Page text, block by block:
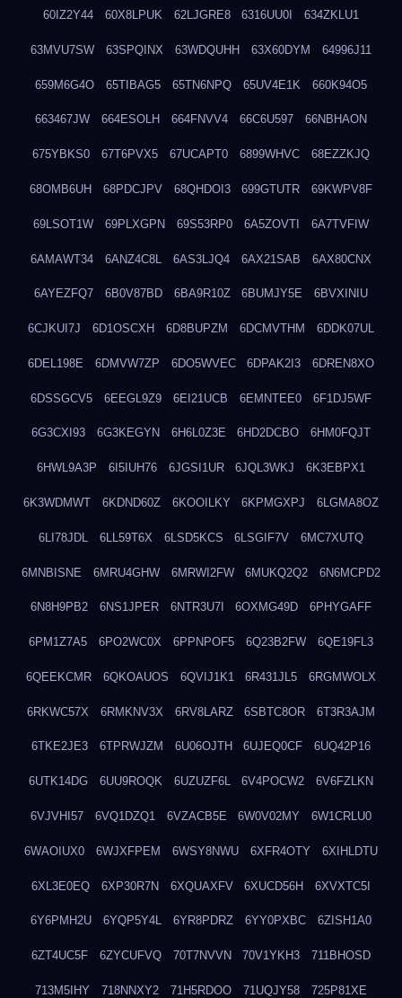
60IZ2Y44 60X8LPUK 62LJGRE8 6316UU0I 634ZKLU1
63MVU7SW 63SPQINX 63WDQUHH 63X60DYM 64996J11
659M6G4O 65TIBAG5 65TN6NPQ 65UV4E1K 660K94O5
663467JW 664ESOLH 664FNVV4 66C6U597 66NBHAON
675YBKS0 67T6PVX5 67UCAPT0 6899WHVC 68EZZKJQ
68OMB6UH 68PDCJPV 68QHDOI3 699GTUTR 69KWPV8F
69LSOT1W 69PLXGPN 69S53RP0 6A5ZOVTI 6A7TVFIW
6AMAWT34 6ANZ4C8L 6AS3LJQ4 6AX21SAB 6AX80CNX
6AYEZFQ7 6B0V87BD 6BA9R10Z 6BUMJY5E 6BVXINIU
6CJKUI7J 6D1OSCXH 6D8BUPZM 6DCMVTHM 6DDK07UL
6DEL198E 6DMVW7ZP 6DO5WVEC 6DPAK2I3 6DREN8XO
6DSSGCV5 6EEGL9Z9 6EI21UCB 6EMNTEE0 6F1DJ5WF
6G3CXI93 6G3KEGYN 6H6L0Z3E 6HD2DCBO 6HM0FQJT
6HWL9A3P 6I5IUH76 6JGSI1UR 6JQL3WKJ 6K3EBPX1
6K3WDMWT 6KDND60Z 6KOOILKY 6KPMGXPJ 6LGMA8OZ
6LI78JDL 6LL59T6X 6LSD5KCS 6LSGIF7V 6MC7XUTQ
6MNBISNE 6MRU4GHW 6MRWI2FW 6MUKQ2Q2 6N6MCPD2
6N8H9PB2 6NS1JPER 6NTR3U7I 6OXMG49D 6PHYGAFF
6PM1Z7A5 6PO2WC0X 6PPNPOF5 6Q23B2FW 6QE19FL3
6QEEKCMR 6QKOAUOS 6QVIJ1K1 6R431JL5 6RGMWOLX
6RKWC57X 6RMKNV3X 6RV8LARZ 6SBTC8OR 6T3R3AJM
6TKE2JE3 6TPRWJZM 6U06OJTH 6UJEQ0CF 6UQ42P16
6UTK14DG 6UU9ROQK 6UZUZF6L 6V4POCW2 6V6FZLKN
6VJVHI57 6VQ1DZQ1 6VZACB5E 6W0V02MY 6W1CRLU0
6WAOIUX0 6WJXFPEM 6WSY8NWU 6XFR4OTY 6XIHLDTU
6XL3E0EQ 6XP30R7N 6XQUAXFV 6XUCD56H 6XVXTC5I
6Y6PMH2U 6YQP5Y4L 6YR8PDRZ 6YY0PXBC 6ZISH1A0
6ZT4UC5F 6ZYCUFVQ 70T7NVVN 70V1YKH3 711BHOSD
713M5IHY 718NNXY2 71H5RDOO 71UQJY58 725P81XE